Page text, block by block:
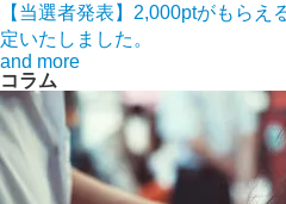
【当選者発表】2,000ptがもら
定いたしました。
and more
コラム